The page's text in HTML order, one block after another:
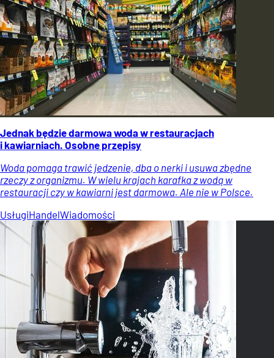
Jednak będzie darmowa woda w restauracjach
i kawiarniach. Osobne przepisy
Woda pomaga trawić jedzenie, dba o nerki i usuwa zbędne
rzeczy z organizmu. W wielu krajach karafka z wodą w
restauracji czy w kawiarni jest darmowa. Ale nie w Polsce.
UsługiHandelWiadomości